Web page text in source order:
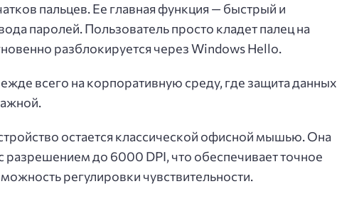
пальцев. Ее главная функция — быстрый и
паролей. Пользователь просто кладет палец на
разблокируется через Windows Hello.
всего на корпоративную среду, где защита данных
остается классической офисной мышью. Она
до 6000 DPI, что обеспечивает точное
регулировки чувствительности.